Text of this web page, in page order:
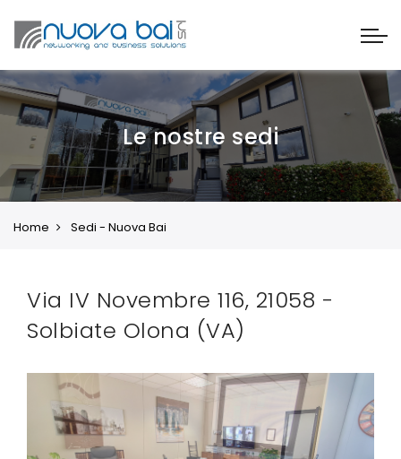
Le nostre sedi
Home Sedi - Nuova Bai
Via IV Novembre 116, 21058 -
Solbiate Olona (VA)